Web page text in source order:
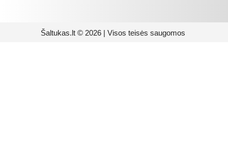
Šaltukas.lt © 2026 | Visos teisės saugomos